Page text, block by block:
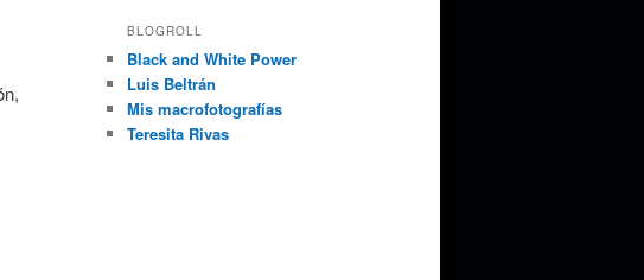
BLOGROLL
Black and White Power
Luis Beltrán
Mis macrofotografías
Teresita Rivas